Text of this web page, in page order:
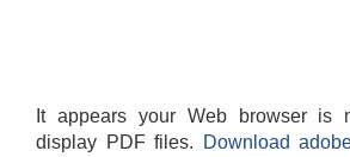
It appears your Web browser is
display PDF files.
Download